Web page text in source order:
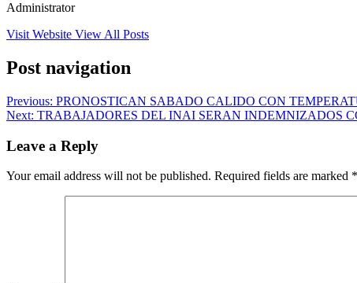
Administrator
Visit Website View All Posts
Post navigation
Previous: PRONOSTICAN SABADO CALIDO CON
Next: TRABAJADORES DEL INAI SERAN INDEMNIZADOS
Leave a Reply
Your email address will not be published. Required fields are marked *